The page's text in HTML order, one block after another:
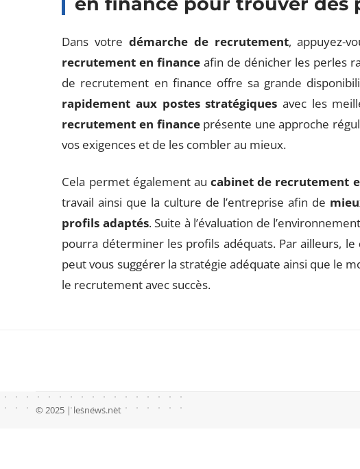
Dans votre démarche de recrutement, appuyez-
recrutement en finance afin de dénicher les perles
de recrutement en finance offre sa grande
rapidement aux postes stratégiques avec les
recrutement en financeprésente une approche
vos exigences et de les combler au mieux.
Cela permet également aucabinet de recrutement
travail ainsi que la culture de l’entreprise afin de
profils adaptés. Suite à l’évaluation de
pourra déterminer les profils adéquats. Par ailleurs, le
peut vous suggérer la stratégie adéquate ainsi que le
le recrutement avec succès.
© 2025 | lesnews.net